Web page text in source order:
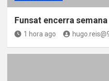
Funsat encerra
1 hora ago